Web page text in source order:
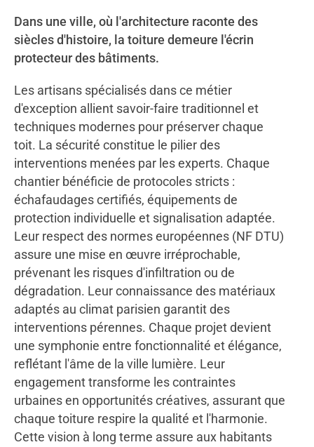
Dans une ville, où l'architecture raconte des
siècles d'histoire, la toiture demeure l'écrin
protecteur des bâtiments.
Les artisans spécialisés dans ce métier
d'exception allient savoir-faire traditionnel et
techniques modernes pour préserver chaque
toit. La sécurité constitue le pilier des
interventions menées par les experts. Chaque
chantier bénéficie de protocoles stricts :
échafaudages certifiés, équipements de
protection individuelle et signalisation adaptée.
Leur respect des normes européennes (NF DTU)
assure une mise en œuvre irréprochable,
prévenant les risques d'infiltration ou de
dégradation. Leur connaissance des matériaux
adaptés au climat parisien garantit des
interventions pérennes. Chaque projet devient
une symphonie entre fonctionnalité et élégance,
reflétant l'âme de la ville lumière. Leur
engagement transforme les contraintes
urbaines en opportunités créatives, assurant que
chaque toiture respire la qualité et l'harmonie.
Cette vision à long terme assure aux habitants